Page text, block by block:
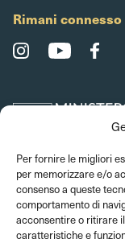
Per fornire le migliori
per memorizzare e/o
consenso a queste
comportamento di
acconsentire o ritirare
caratteristiche e
Rimani connesso